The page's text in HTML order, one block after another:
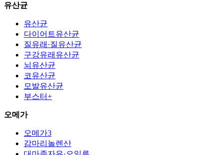
유산균
유산균
다이어트유산균
질유래·질유산균
구강유래유산균
뇌유산균
코유산균
모발유산균
부스터+
오메가
오메가3
감마리놀렌산